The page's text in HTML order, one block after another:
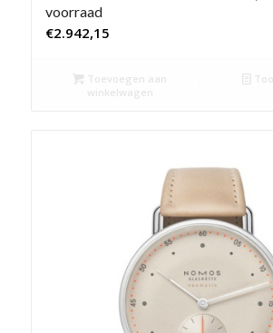
voorraad
€2.942,15
Toevoegen aan
winkelwagen